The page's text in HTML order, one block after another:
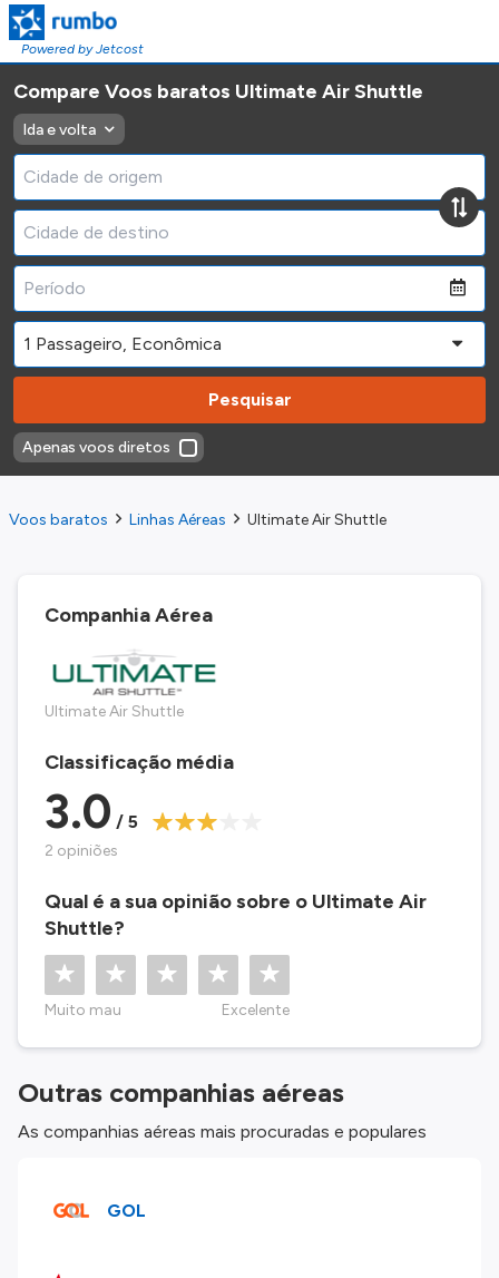
Powered by Jetcost
Compare Voos baratos Ultimate Air Shuttle
Ida e volta
Pesquisar
Apenas voos diretos
Voos baratos Linhas Aéreas Ultimate Air Shuttle
Companhia Aérea
Ultimate Air Shuttle
Classificação média
3.0 / 5
2 opiniões
Qual é a sua opinião sobre o Ultimate Air
Shuttle?
Muito mau Excelente
Outras companhias aéreas
As companhias aéreas mais procuradas e populares
GOL